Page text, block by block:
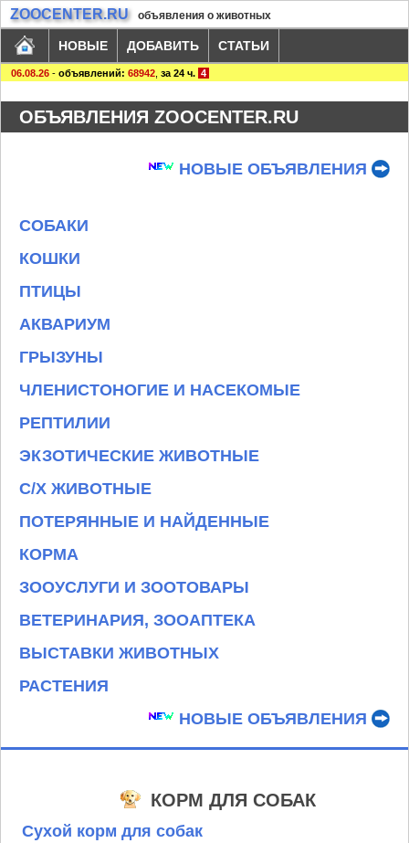
ZOOCENTER.RU объявления о животных
НОВЫЕ ДОБАВИТЬ СТАТЬИ
06.08.26 - объявлений: 68942 за 24 ч. 4
ОБЪЯВЛЕНИЯ ZOOCENTER.RU
НОВЫЕ ОБЪЯВЛЕНИЯ
СОБАКИ
КОШКИ
ПТИЦЫ
АКВАРИУМ
ГРЫЗУНЫ
ЧЛЕНИСТОНОГИЕ И НАСЕКОМЫЕ
РЕПТИЛИИ
ЭКЗОТИЧЕСКИЕ ЖИВОТНЫЕ
С/Х ЖИВОТНЫЕ
ПОТЕРЯННЫЕ И НАЙДЕННЫЕ
КОРМА
ЗООУСЛУГИ И ЗООТОВАРЫ
ВЕТЕРИНАРИЯ, ЗООАПТЕКА
ВЫСТАВКИ ЖИВОТНЫХ
РАСТЕНИЯ
НОВЫЕ ОБЪЯВЛЕНИЯ
КОРМ ДЛЯ СОБАК
Сухой корм для собак